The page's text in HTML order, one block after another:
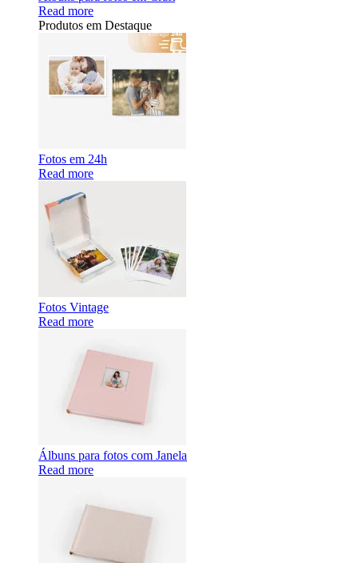
Read more
Produtos em Destaque
Fotos em 24h
Read more
Fotos Vintage
Read more
Álbuns para fotos com Janela
Read more